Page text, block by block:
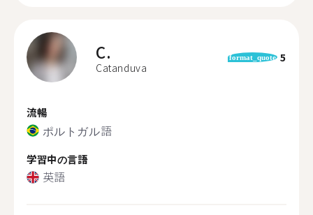
C.
Catanduva
format_quote 5
流暢
ポルトガル語
学習中の言語
英語